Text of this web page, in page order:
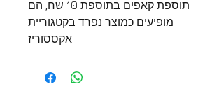
תוספת קאפים בתוספת 10 שח, הם
מופיעים כמוצר נפרד בקטגוריית